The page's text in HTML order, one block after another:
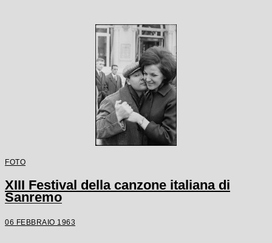
FOTO
XIII Festival della canzone italiana di
Sanremo
06 FEBBRAIO 1963